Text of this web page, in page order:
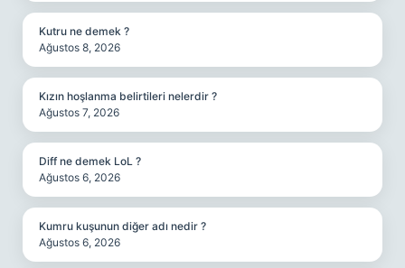
Kutru ne demek ?
Ağustos 8, 2026
Kızın hoşlanma belirtileri nelerdir ?
Ağustos 7, 2026
Diff ne demek LoL ?
Ağustos 6, 2026
Kumru kuşunun diğer adı nedir ?
Ağustos 6, 2026